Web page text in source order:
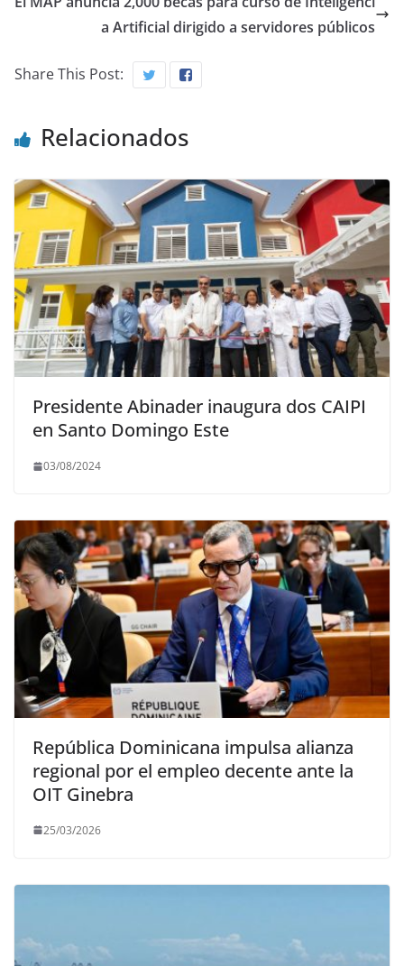
a Artificial dirigido a servidores públicos
Share This Post:
Relacionados
Presidente Abinader inaugura dos CAIPI
en Santo Domingo Este
03/08/2024
República Dominicana impulsa alianza
regional por el empleo decente ante la
OIT Ginebra
25/03/2026